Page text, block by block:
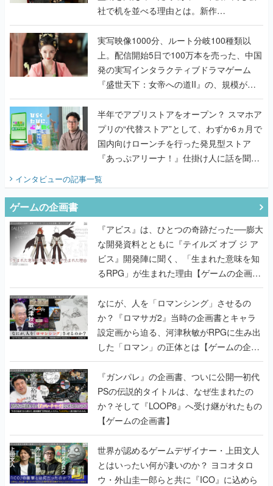
社で机を並べる理由とは。新作
『TATSUJIN EXTREME』で初タッグを組
んだレジェンド2人に訊く開発秘話
実写映像1000分、ルート分岐100種類以
上。配信開始5日で100万本を売った、中国
発の実写インタラクティブドラマゲーム
『盛世天下：女帝への道II』の、規模が違
うこだわりをプロデューサーに聞いた
半年でアプリストアをオープン？ スマホア
プリの“代替ストア”として、わずか6ヵ月で
国内向けローンチを行った発見型ストア
『あっぷアリーナ！』仕掛け人に話を聞い
インタビューの記事一覧
ゲームの企画書
『アビス』は、ひとつの奇跡だった──膨大
な開発資料とともに『テイルズ オブ ジ ア
ビス』開発陣に聞く、「生まれた意味を知
るRPG」が生まれた理由【ゲームの企画
書】
なにが、人を「ロマンシング」させるの
か？『ロマサガ2』当時の企画書とキャラ
設定画から迫る、河津秋敏がRPGに生み出
した「ロマン」の正体とは【ゲームの企画
書】
『ガンパレ』の企画書、ついに公開━初代
PSの伝説的タイトルは、なぜ生まれたの
か？そして『LOOP8』へ受け継がれたもの
【ゲームの企画書】
世界が認めるゲームデザイナー・上田文人
とはいったい何が凄いのか？ ヨコオタロ
ウ・外山圭一郎らと共に『ICO』に込めら